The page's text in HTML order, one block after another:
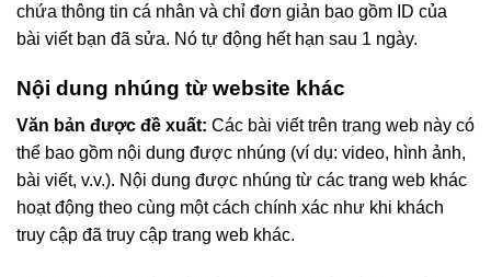
chứa thông tin cá nhân và chỉ đơn giản bao gồm ID của
bài viết bạn đã sửa. Nó tự động hết hạn sau 1 ngày.
Nội dung nhúng từ website khác
Văn bản được đề xuất: Các bài viết trên trang web này có
thể bao gồm nội dung được nhúng (ví dụ: video, hình ảnh,
bài viết, v.v.). Nội dung được nhúng từ các trang web khác
hoạt động theo cùng một cách chính xác như khi khách
truy cập đã truy cập trang web khác.